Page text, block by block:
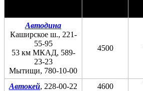
Автодина
Каширское ш., 221-
55-95
53 км МКАД, 589-
23-23
Мытищи, 780-10-00
4500
Автокей, 228-00-22 4600